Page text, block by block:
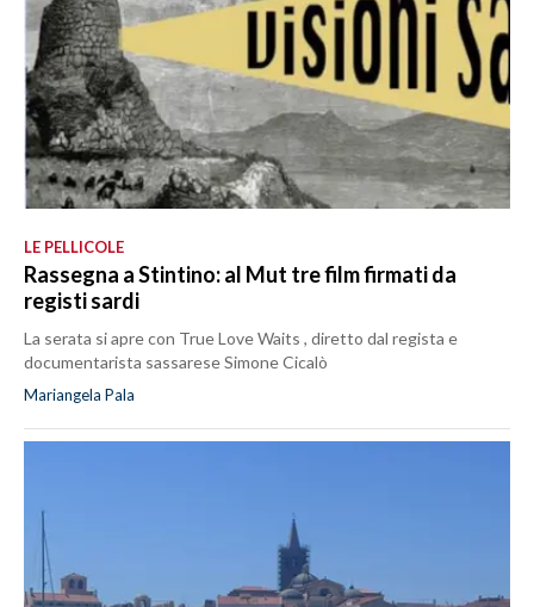
LE PELLICOLE
Rassegna a Stintino: al Mut tre film firmati da
registi sardi
La serata si apre con True Love Waits , diretto dal regista e
documentarista sassarese Simone Cicalò
Mariangela Pala